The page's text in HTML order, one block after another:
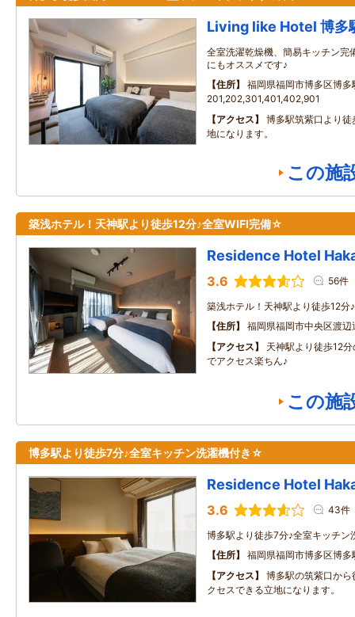
Living like Hotel 博多
全室洗濯乾燥機、簡易キッチン完
にもオススメです♪
住所
福岡県福岡市博多区博多
201,202,301,401,402,901
アクセス
博多駅筑紫口より
地になります。
この施
築浅ホテル！天神駅より徒歩12分♪全室WIFI完備☆
Residence Hotel
3.6 56件
築浅ホテル！天神駅より徒歩12
住所
福岡県福岡市中央区渡
アクセス
天神駅より徒歩12
でアクセス楽ちん♪
この施
博多駅より徒歩7分♪全室キッチン洗濯機付き☆
Residence Hotel
3.6 43件
博多駅より徒歩7分♪全室キッチ
住所
福岡県福岡市博多区博
アクセス
博多駅の筑紫口か
クセスできる立地になります。